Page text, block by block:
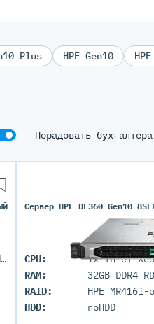
Plus HPE Gen10
Порадовать бухгалтера
1x Intel Xeon Silver 4214 (12C 16.5M Cache 2.20 GHz)
Сервер HPE DL360 Gen10
CPU:
RAM:
32GB DDR4
RAID:
HPE MR416i-
HDD:
noHDD